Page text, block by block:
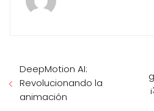
DeepMotion AI:
Revolucionando la
animación